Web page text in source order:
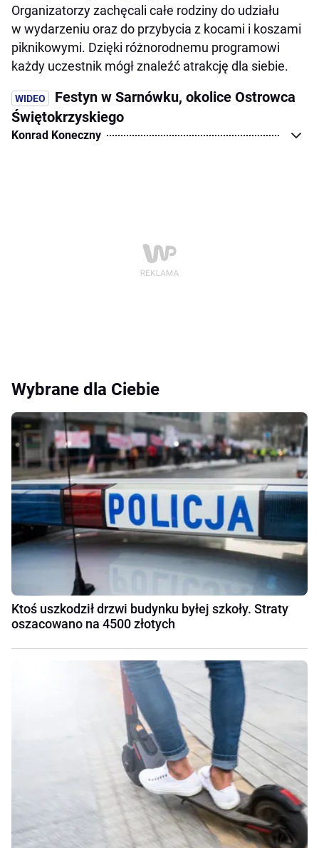
Organizatorzy zachęcali całe rodziny do udziału
w wydarzeniu oraz do przybycia z kocami i koszami
piknikowymi. Dzięki różnorodnemu programowi
każdy uczestnik mógł znaleźć atrakcję dla siebie.
Festyn w Sarnówku, okolice Ostrowca
Świętokrzyskiego
Konrad Koneczny
Wybrane dla Ciebie
Ktoś uszkodził drzwi budynku byłej szkoły. Straty
oszacowano na 4500 złotych